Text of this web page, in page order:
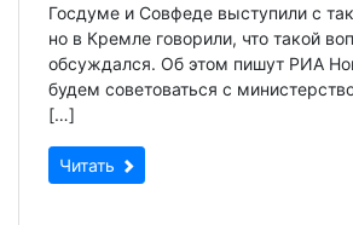
Госдуме и Совфеде выступили с
но в Кремле говорили, что такой
обсуждался. Об этом пишут РИА
будем советоваться с
[…]
Читать